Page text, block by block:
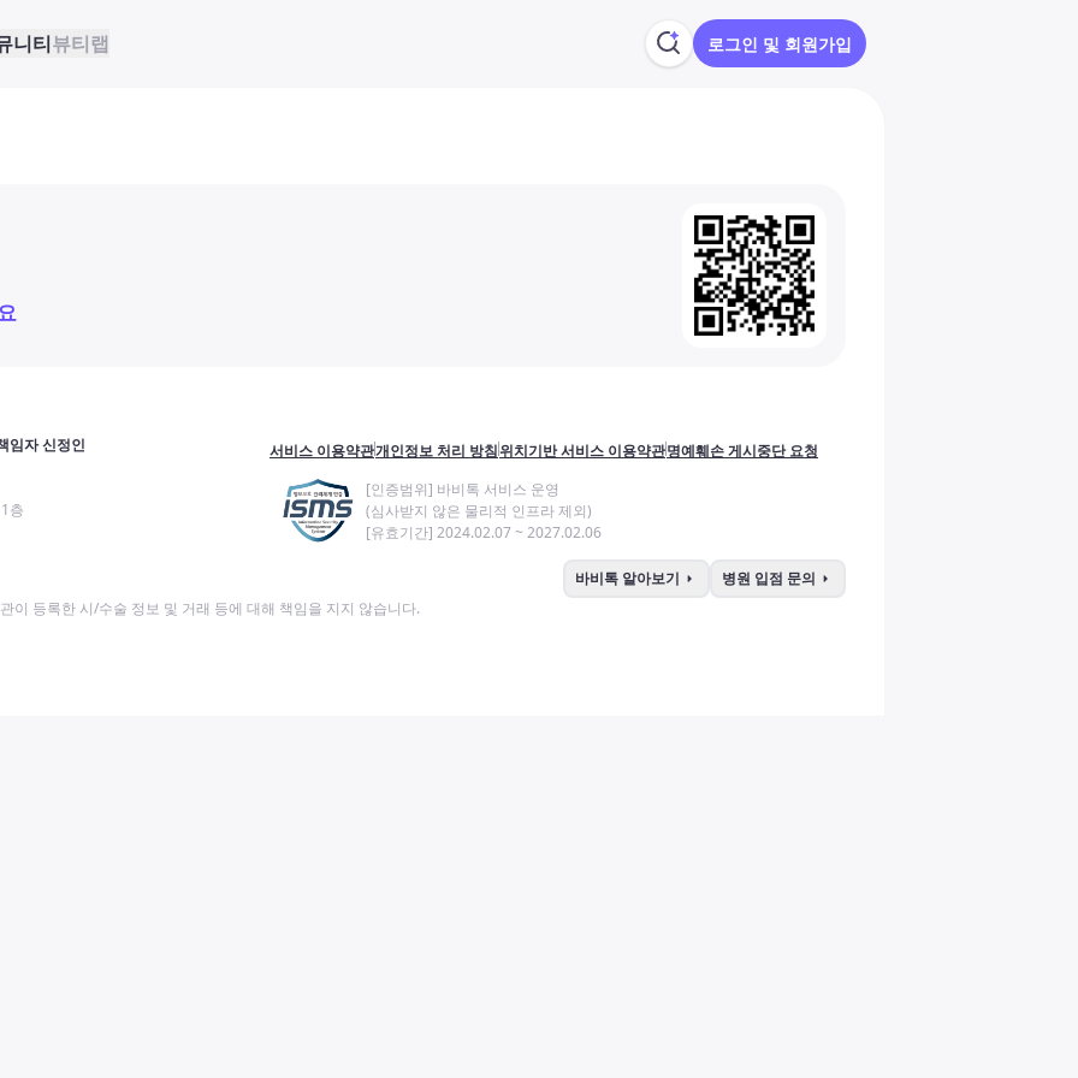
니티뷰티랩 로그인 및 회원가입
임자 신정인
층
서비스 이용약관개인정보 처리 방침위치기반 서비스 이용약관명예훼손 게시중단 요청
[인증범위] 바비톡 서비스 운영
(심사받지 않은 물리적 인프라 제외)
[유효기간] 2024.02.07 ~ 2027.02.06
바비톡 알아보기 arrow_right 병원 입점 문의 arrow_right
이 등록한 시/수술 정보 및 거래 등에 대해 책임을 지지 않습니다.